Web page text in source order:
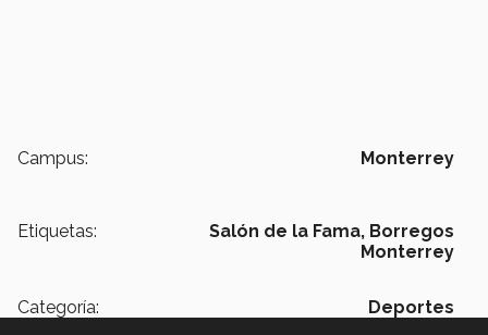
Campus: Monterrey
Etiquetas: Salón de la Fama, Borregos
Monterrey
Categoría: Deportes